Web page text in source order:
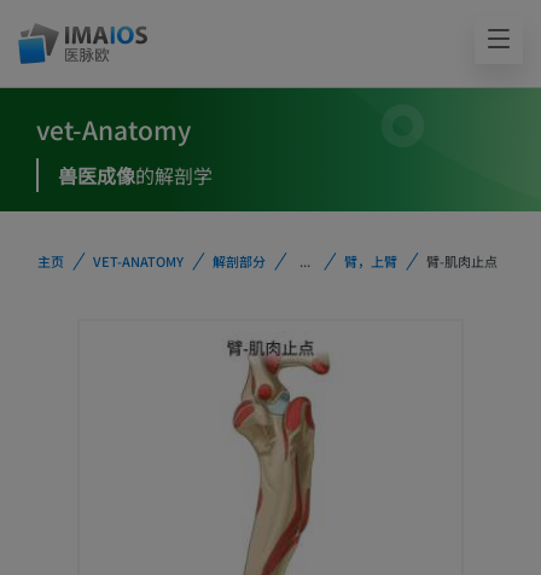
vet-Anatomy
兽医成像的解剖学
主页 VET-ANATOMY 解剖部分 ... 臂，上臂 臂-肌肉止点